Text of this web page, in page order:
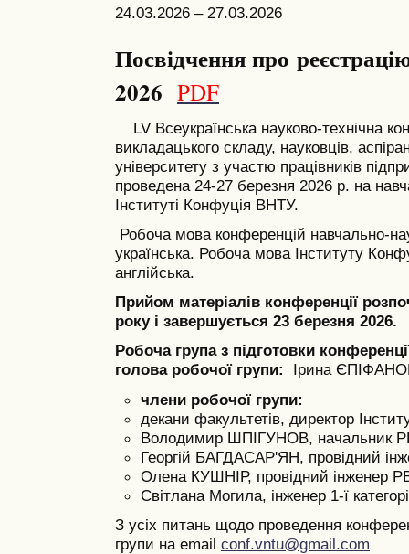
24.03.2026 – 27.03.2026
Посвідчення про
2026 PDF
LV Всеукраїнська науково-технічна
викладацького складу, науковців,
університету з участю працівників
проведена 24-27 березня 2026 р. на
Інституті Конфуція ВНТУ.
Робоча мова конференцій навчально-
українська. Робоча мова Інституту
англійська.
Прийом матеріалів конференції
року і завершується 23 березня 2026.
Робоча група з підготовки
голова робочої групи: Ірина
члени робочої групи:
декани факультетів, директор
Володимир ШПІГУНОВ, начальник
Георгій БАГДАСАР'ЯН, провідний
Олена КУШНІР, провідний інженер
Світлана Могила, інженер 1-ї
З усіх питань щодо проведення
групи на email conf.vntu@gmail.com